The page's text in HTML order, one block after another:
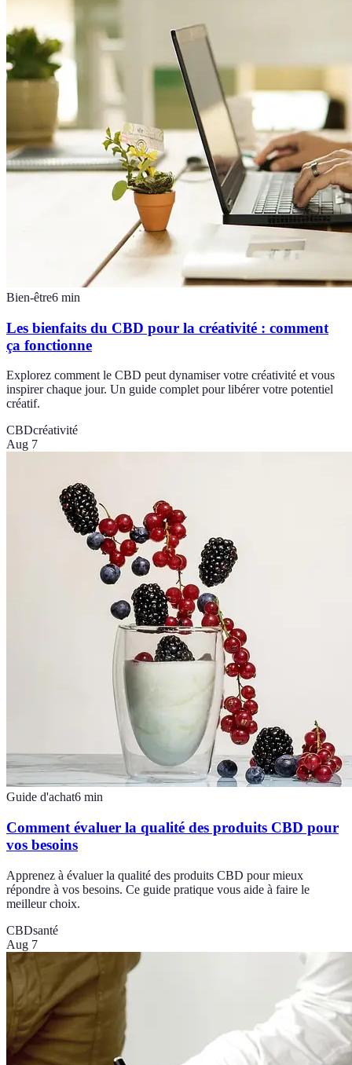
Bien-être6 min
Les bienfaits du CBD pour la créativité : comment
ça fonctionne
Explorez comment le CBD peut dynamiser votre créativité et vous
inspirer chaque jour. Un guide complet pour libérer votre potentiel
créatif.
CBDcréativité
Aug 7
Guide d'achat6 min
Comment évaluer la qualité des produits CBD pour
vos besoins
Apprenez à évaluer la qualité des produits CBD pour mieux
répondre à vos besoins. Ce guide pratique vous aide à faire le
meilleur choix.
CBDsanté
Aug 7